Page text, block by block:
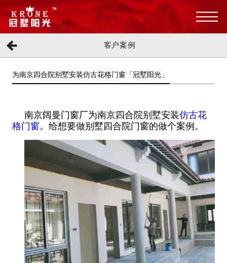
客户案例
为南京四合院别墅安装仿古花格门窗「冠墅阳光」
南京阔曼门窗厂为南京四合院别墅安装仿古花
格门窗。给想要做别墅四合院门窗的做个案例。